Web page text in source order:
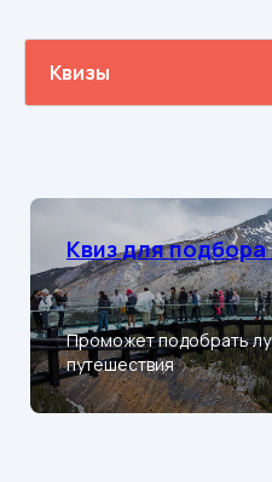
Квиз для подбора
Проможет подобрать
путешествия